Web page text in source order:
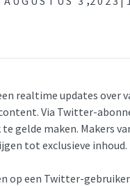
realtime updates over
Via Twitter-
gelde maken. Makers
tot exclusieve inhoud.
op een Twitter-